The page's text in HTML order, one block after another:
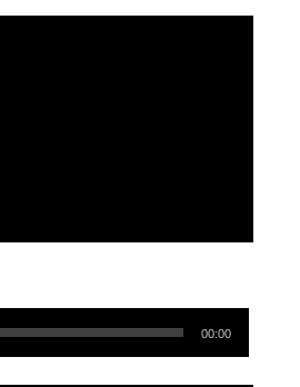
00:00